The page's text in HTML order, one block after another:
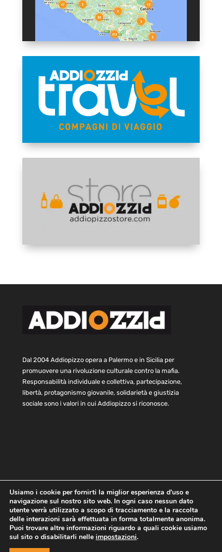
Dal 2004 Addiopizzo opera a Palermo e in Sicilia per
promuovere una rivoluzione culturale contro la mafia.
Responsabilità individuale e collettiva, partecipazione,
libertà, protagonismo giovanile, solidarietà e giustizia
sociale sono i valori in cui Addiopizzo si riconosce.
Home Statuto e bilancio
Contatti
Privacy
Cookie Child Protection Policy
Copyright © 2021 AddioPizzo | Tutti i diritti riservati | Sede
Usiamo i cookie per fornirti la miglior esperienza d'uso e
navigazione sul nostro sito web. In ogni caso nessun dato
utente verrà utilizzato a scopo di tracciamento e la raccolta
delle interazioni sarà effettuata in forma totalmente anonima.
Puoi trovare altre informazioni riguardo a quali cookie usiamo
sul sito o disabilitarli nelle impostazioni.